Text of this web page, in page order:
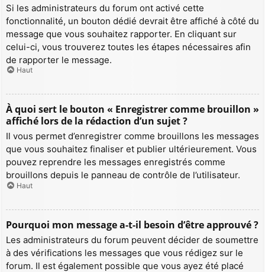
Si les administrateurs du forum ont activé cette
fonctionnalité, un bouton dédié devrait être affiché à côté du
message que vous souhaitez rapporter. En cliquant sur
celui-ci, vous trouverez toutes les étapes nécessaires afin
de rapporter le message.
Haut
À quoi sert le bouton « Enregistrer comme brouillon »
affiché lors de la rédaction d’un sujet ?
Il vous permet d’enregistrer comme brouillons les messages
que vous souhaitez finaliser et publier ultérieurement. Vous
pouvez reprendre les messages enregistrés comme
brouillons depuis le panneau de contrôle de l’utilisateur.
Haut
Pourquoi mon message a-t-il besoin d’être approuvé ?
Les administrateurs du forum peuvent décider de soumettre
à des vérifications les messages que vous rédigez sur le
forum. Il est également possible que vous ayez été placé